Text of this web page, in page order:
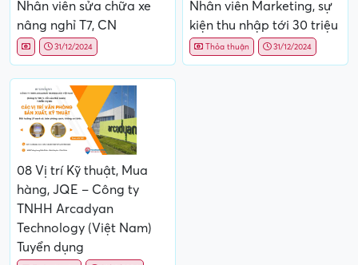
Nhân viên sửa chữa xe
nâng nghỉ T7, CN
31/12/2024
Nhân viên Marketing, sự
kiện thu nhập tới 30 triệu
Thỏa thuận 31/12/2024
08 Vị trí Kỹ thuật, Mua
hàng, JQE – Công ty
TNHH Arcadyan
Technology (Việt Nam)
Tuyển dụng